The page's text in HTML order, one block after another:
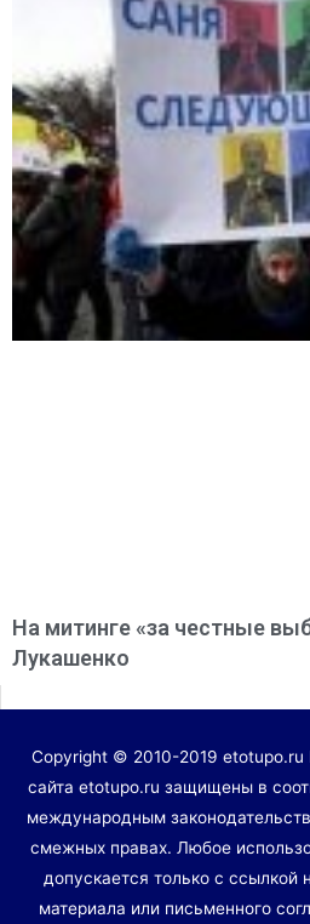
На митинге «за честные
Лукашенко
Copyright © 2010-2019 etotupo.ru
сайта etotupo.ru защищены в
международным
смежных правах. Любое
допускается только с ссылкой
материала или письменного